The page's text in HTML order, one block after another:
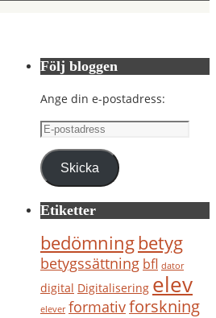
Följ bloggen
Ange din e-postadress:
E-
postadress
Skicka
Etiketter
bedömningbetyg
betygssättning bfl dator
digital Digitalisering elev
elever formativforskning